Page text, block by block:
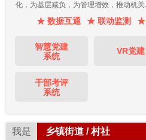
化，为基层减负，为管理增效，推动机关
★ 数据互通 ★ 联动监测 ★
智慧党建
系统
VR党建
干部考评
系统
我是 乡镇街道 / 村社